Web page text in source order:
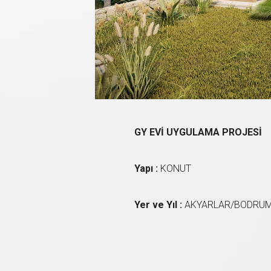
GY EVİ UYGULAMA PROJESİ
Yapı : KONUT
Yer ve Yıl : AKYARLAR/